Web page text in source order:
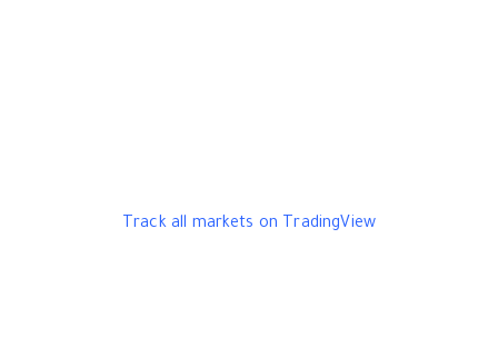
Track all markets on TradingView